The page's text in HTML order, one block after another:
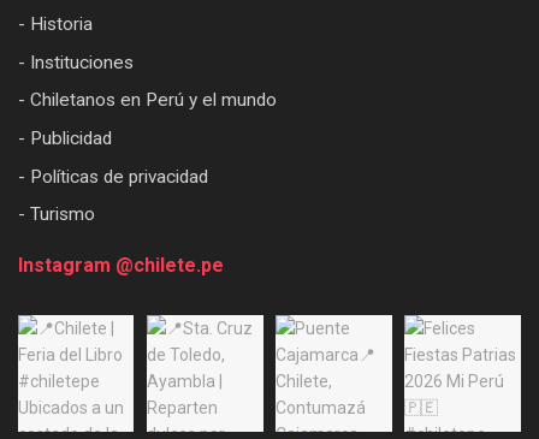
- Historia
- Instituciones
- Chiletanos en Perú y el mundo
- Publicidad
- Políticas de privacidad
- Turismo
Instagram @chilete.pe